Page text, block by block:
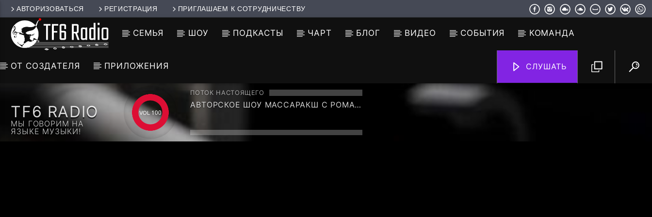
АВТОРИЗОВАТЬСЯ РЕГИСТРАЦИЯ ПРИГЛАШАЕМ К СОТРУДНИЧЕСТВУ
СЕМЬЯ ШОУ ПОДКАСТЫ ЧАРТ БЛОГ ВИДЕО СОБЫТИЯ КОМАНДА
ОТ СОЗДАТЕЛЯ ПРИЛОЖЕНИЯ СЛУШАТЬ
TF6 RADIO
МЫ ГОВОРИМ НА
ЯЗЫКЕ МУЗЫКИ!
100
ПОТОК НАСТОЯЩЕГО
АВТОРСКОЕ ШОУ МАССАРАКШ C РОМАН